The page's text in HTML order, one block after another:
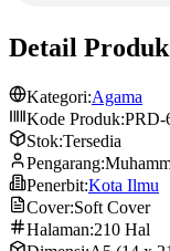
Detail Produk
Kategori:Agama
Kode Produk:PRD-
Stok:Tersedia
Pengarang:
Penerbit:Kota Ilmu
Cover:Soft Cover
Halaman:210 Hal